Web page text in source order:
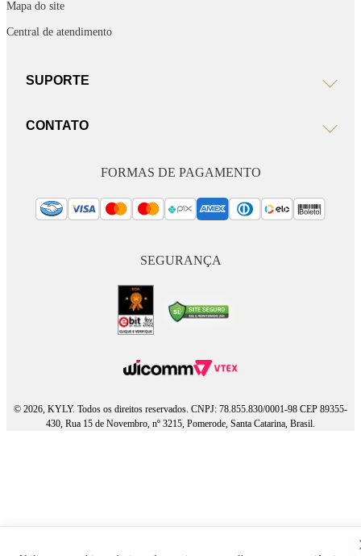
Mapa do site
Central de atendimento
SUPORTE
CONTATO
FORMAS DE PAGAMENTO
SEGURANÇA
© 2026, KYLY. Todos os direitos reservados. CNPJ: 78.855.830/0001-98 CEP 89355-
430, Rua 15 de Novembro, nº 3215, Pomerode, Santa Catarina, Brasil.